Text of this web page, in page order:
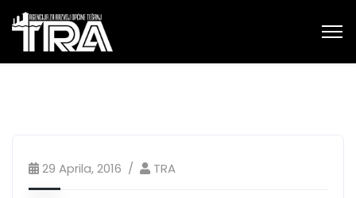
29 Aprila, 2016 TRA